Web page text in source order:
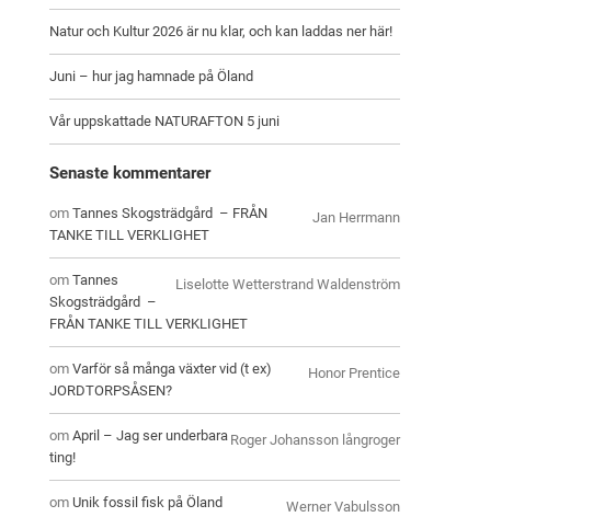
Natur och Kultur 2026 är nu klar, och kan laddas ner här!
Juni – hur jag hamnade på Öland
Vår uppskattade NATURAFTON 5 juni
Senaste kommentarer
Jan Herrmann
omTannes Skogsträdgård – FRÅN
TANKE TILL VERKLIGHET
Liselotte Wetterstrand Waldenström
omTannes
Skogsträdgård –
FRÅN TANKE TILL VERKLIGHET
Honor Prentice
omVarför så många växter vid (t ex)
JORDTORPSÅSEN?
Roger Johansson långroger
omApril – Jag ser underbara
ting!
Werner Vabulsson
om Unik fossil fisk på Öland